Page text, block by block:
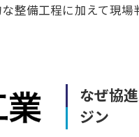
整備工程に加えて現
なぜ協
ジン